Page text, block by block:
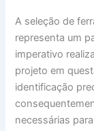
A seleção de
representa um
imperativo
projeto em
identificação
necessárias